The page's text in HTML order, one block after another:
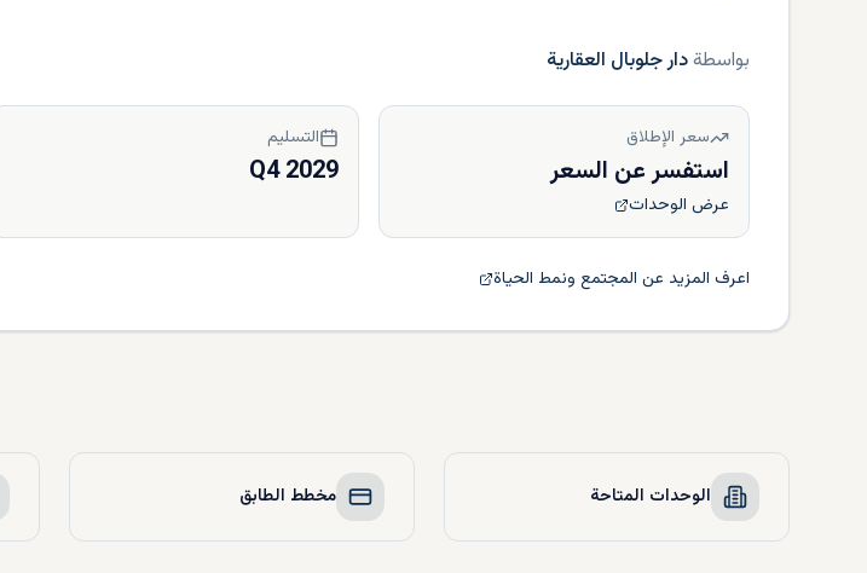
بواسطةدار جلوبال العقارية
سعر الإطلاق
استفسر عن السعر
عرض الوحدات
التسليم
Q4 2029
اعرف المزيد عن المجتمع ونمط الحياة
الوحدات المتاحة مخطط الطابق